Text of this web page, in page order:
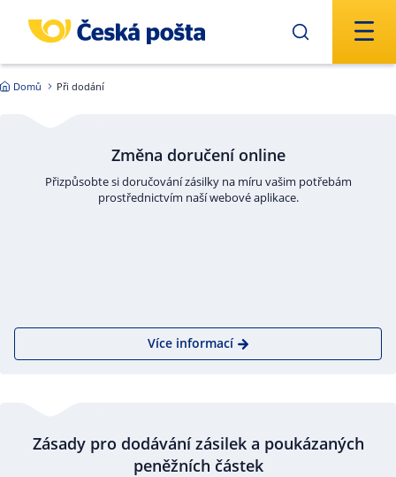
Domů Při dodání
Změna doručení online
Přizpůsobte si doručování zásilky na míru vašim potřebám
prostřednictvím naší webové aplikace.
Více informací
Zásady pro dodávání zásilek a poukázaných
peněžních částek